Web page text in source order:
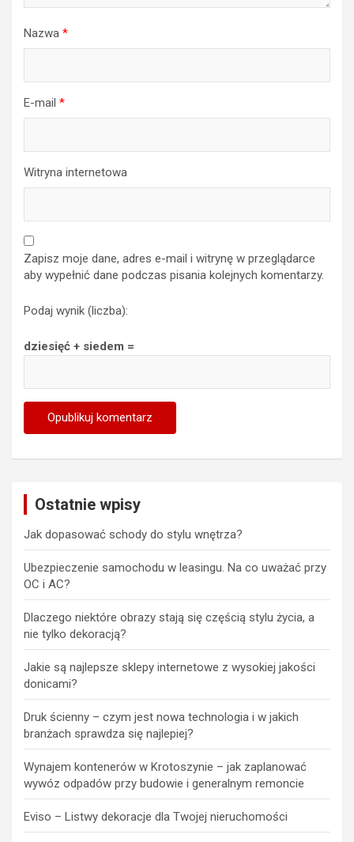
Nazwa *
E-mail *
Witryna internetowa
Zapisz moje dane, adres e-mail i witrynę w przeglądarce
aby wypełnić dane podczas pisania kolejnych komentarzy.
Podaj wynik (liczba):
dziesięć + siedem =
Ostatnie wpisy
Jak dopasować schody do stylu wnętrza?
Ubezpieczenie samochodu w leasingu. Na co uważać przy
OC i AC?
Dlaczego niektóre obrazy stają się częścią stylu życia, a
nie tylko dekoracją?
Jakie są najlepsze sklepy internetowe z wysokiej jakości
donicami?
Druk ścienny – czym jest nowa technologia i w jakich
branżach sprawdza się najlepiej?
Wynajem kontenerów w Krotoszynie – jak zaplanować
wywóz odpadów przy budowie i generalnym remoncie
Eviso – Listwy dekoracje dla Twojej nieruchomości